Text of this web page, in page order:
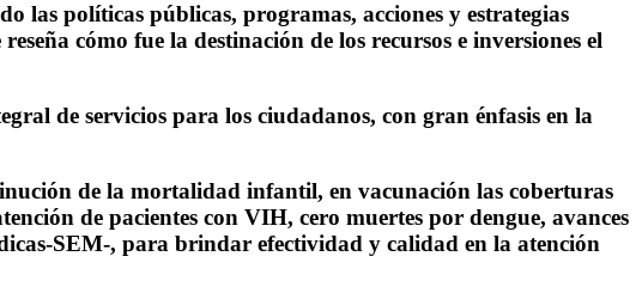
las políticas públicas, programas, acciones y estrategias
cómo fue la destinación de los recursos e inversiones el
de servicios para los ciudadanos, con gran énfasis en la
de la mortalidad infantil, en vacunación las coberturas
de pacientes con VIH, cero muertes por dengue, avances
SEM-, para brindar efectividad y calidad en la atención